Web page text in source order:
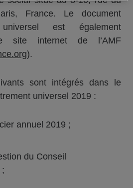
France. Le document
universel est également
site internet de l’AMF
).
sont intégrés dans le
universel 2019 :
annuel 2019 ;
du Conseil
;